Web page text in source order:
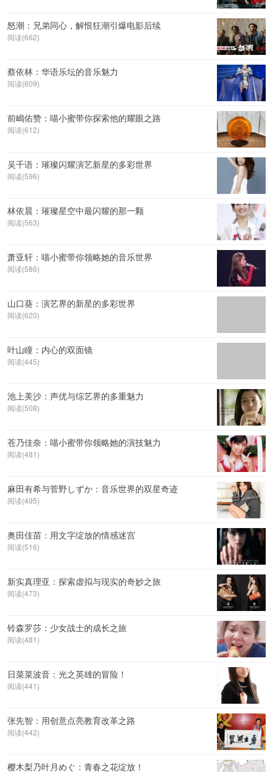
怒潮：兄弟同心，解恨狂潮引爆电影后续
阅读(662)
蔡依林：华语乐坛的音乐魅力
阅读(609)
前嶋佑赞：喵小蜜带你探索他的耀眼之路
阅读(612)
吴千语：璀璨闪耀演艺新星的多彩世界
阅读(596)
林依晨：璀璨星空中最闪耀的那一颗
阅读(563)
萧亚轩：喵小蜜带你领略她的音乐世界
阅读(586)
山口葵：演艺界的新星的多彩世界
阅读(620)
叶山瞳：内心的双面镜
阅读(445)
池上美沙：声优与综艺界的多重魅力
阅读(508)
苍乃佳奈：喵小蜜带你领略她的演技魅力
阅读(481)
麻田有希与菅野しずか：音乐世界的双星奇迹
阅读(495)
奥田佳苗：用文字绽放的情感迷宫
阅读(516)
新实真理亚：探索虚拟与现实的奇妙之旅
阅读(473)
铃森罗莎：少女战士的成长之旅
阅读(481)
日菜菜波音：光之英雄的冒险！
阅读(441)
张先智：用创意点亮教育改革之路
阅读(442)
樱木梨乃叶月めぐ：青春之花绽放！